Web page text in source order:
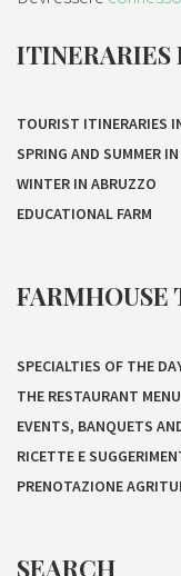
ITINERARIES
TOURIST ITINERARIES
SPRING AND SUMMER
WINTER IN ABRUZZO
EDUCATIONAL FARM
SPECIALTIES OF THE
THE RESTAURANT MENU
EVENTS, BANQUETS
RICETTE E
PRENOTAZIONE
SEARCH